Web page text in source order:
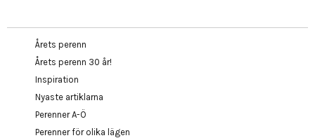
Årets perenn
Årets perenn 30 år!
Inspiration
Nyaste artiklarna
Perenner A-Ö
Perenner för olika lägen